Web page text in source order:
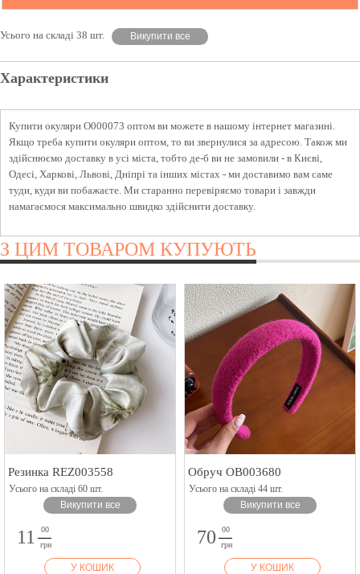
Усього на складі 38 шт. Викупити все
Характеристики
Купити окуляри O000073 оптом ви можете в нашому інтернет магазині.
Якщо треба купити окуляри оптом, то ви звернулися за адресою. Також ми
здійснюємо доставку в усі міста, тобто де-б ви не замовили - в Києві,
Одесі, Харкові, Львові, Дніпрі та інших містах - ми доставимо вам саме
туди, куди ви побажаєте. Ми старанно перевіряємо товари і завжди
намагаємося максимально швидко здійснити доставку.
З ЦИМ ТОВАРОМ КУПУЮТЬ
Резинка REZ003558
Усього на складі 60 шт.
Викупити все
11
00
грн
У КОШИК
Обруч OB003680
Усього на складі 44 шт.
Викупити все
70
00
грн
У КОШИК